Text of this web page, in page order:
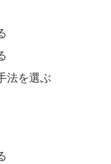
法を選ぶ